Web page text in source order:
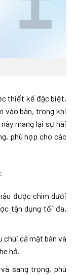
thiết kế đặc biệt,
vào bàn, trong khi
mang lại sự hài
phù hợp cho các
được chìm dưới
tận dụng tối đa,
chùi cả mặt bàn và
hở.
sang trọng, phù